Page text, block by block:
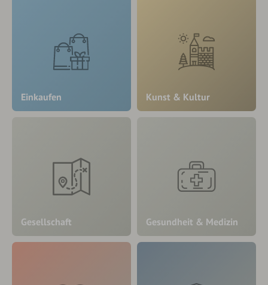
Einkaufen Kunst & Kultur
Gesellschaft Gesundheit & Medizin